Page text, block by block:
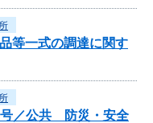
等一式の調達に関す
号／公共 防災・安全